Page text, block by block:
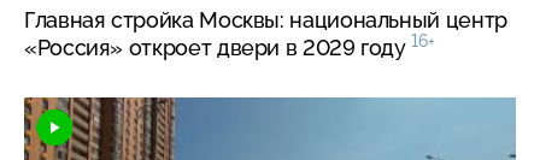
Главная стройка Москвы: национальный центр
«Россия» откроет двери в 2029 году 16+